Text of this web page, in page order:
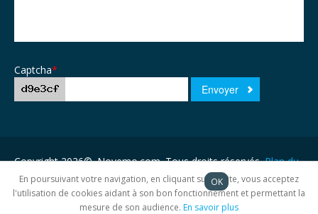
Captcha*
Copyright 2026©. Novemo.com. Tous droits réservés.Plan du
site
En poursuivant votre navigation, en cliquant sur ce site, vous acceptez
l'utilisation de cookies aidant à son bon fonctionnement et permettant la
mesure de son audience. En savoir plus
OK